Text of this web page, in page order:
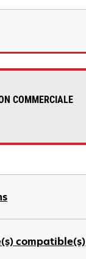
compatible(s)
COMMERCIALE